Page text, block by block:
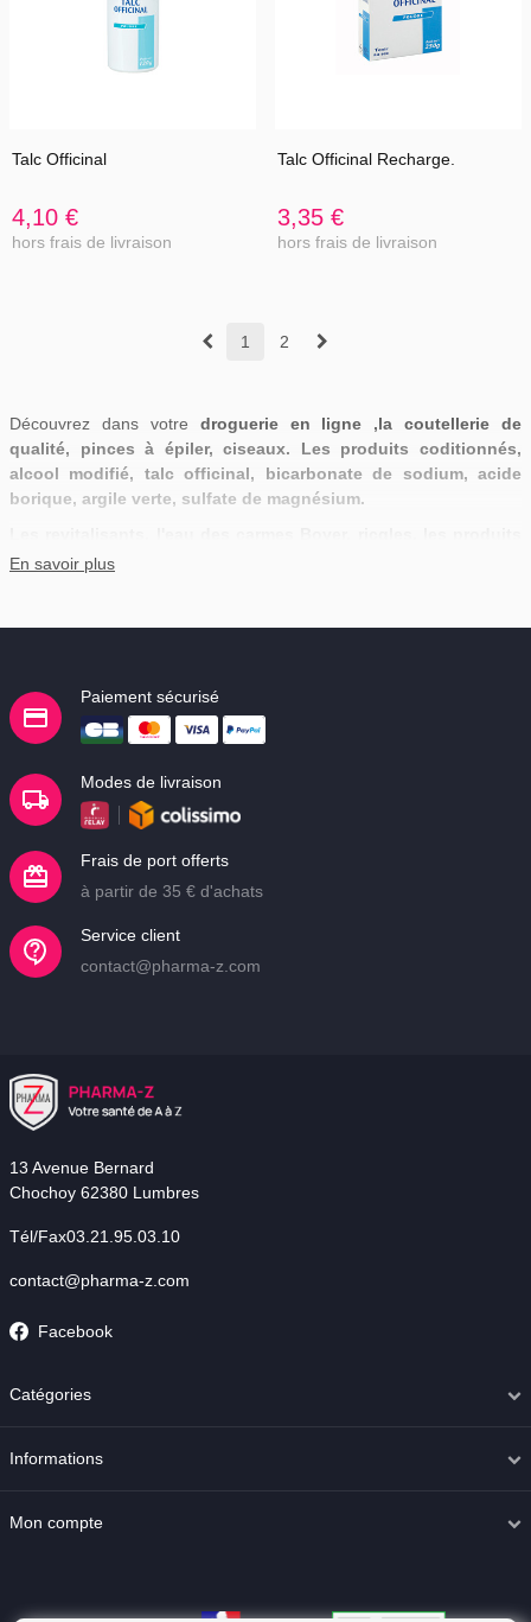
Talc Officinal
4,10 €
hors frais de livraison
Talc Officinal Recharge.
3,35 €
hors frais de livraison
1 2
Découvrez dans votre droguerie en ligne ,la coutellerie de
qualité, pinces à épiler, ciseaux. Les produits coditionnés,
alcool modifié, talc officinal, bicarbonate de sodium, acide
borique, argile verte, sulfate de magnésium.
connectés Bewell.
En savoir plus
Paiement sécurisé
Modes de livraison
Frais de port offerts
à partir de 35 € d'achats
Service client
contact@pharma-z.com
13 Avenue Bernard
Chochoy 62380 Lumbres
Tél/Fax03.21.95.03.10
contact@pharma-z.com
Facebook
Catégories
Informations
Mon compte